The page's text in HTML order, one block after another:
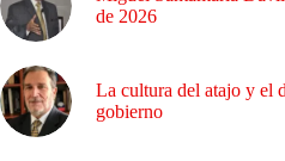
de 2026
La cultura del atajo y el
gobierno